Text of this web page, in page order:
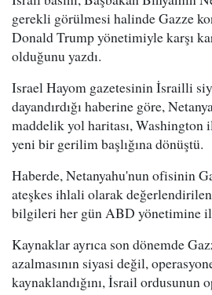
gerekli görülmesi halinde Gazze
Donald Trump yönetimiyle karşı
olduğunu yazdı.
Israel Hayom gazetesinin İsrailli
dayandırdığı haberine göre,
maddelik yol haritası, Washington
yeni bir gerilim başlığına dönüştü.
Haberde, Netanyahu'nun ofisinin
ateşkes ihlali olarak
bilgileri her gün ABD yönetimine
Kaynaklar ayrıca son dönemde
azalmasının siyasi değil,
kaynaklandığını, İsrail ordusunun